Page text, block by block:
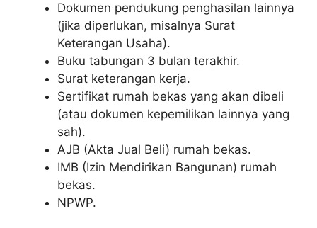
Dokumen pendukung penghasilan lainnya
(jika diperlukan, misalnya Surat
Keterangan Usaha).
Buku tabungan 3 bulan terakhir.
Surat keterangan kerja.
Sertifikat rumah bekas yang akan dibeli
(atau dokumen kepemilikan lainnya yang
sah).
AJB (Akta Jual Beli) rumah bekas.
IMB (Izin Mendirikan Bangunan) rumah
bekas.
NPWP.